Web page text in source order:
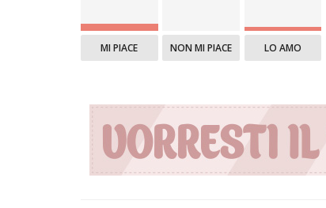
MI PIACE NON MI PIACE LO AMO